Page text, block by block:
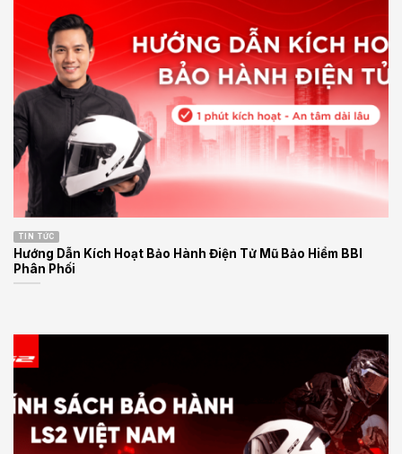
TIN TỨC
Hướng Dẫn Kích Hoạt Bảo Hành Điện Tử Mũ Bảo Hiểm BBI
Phân Phối